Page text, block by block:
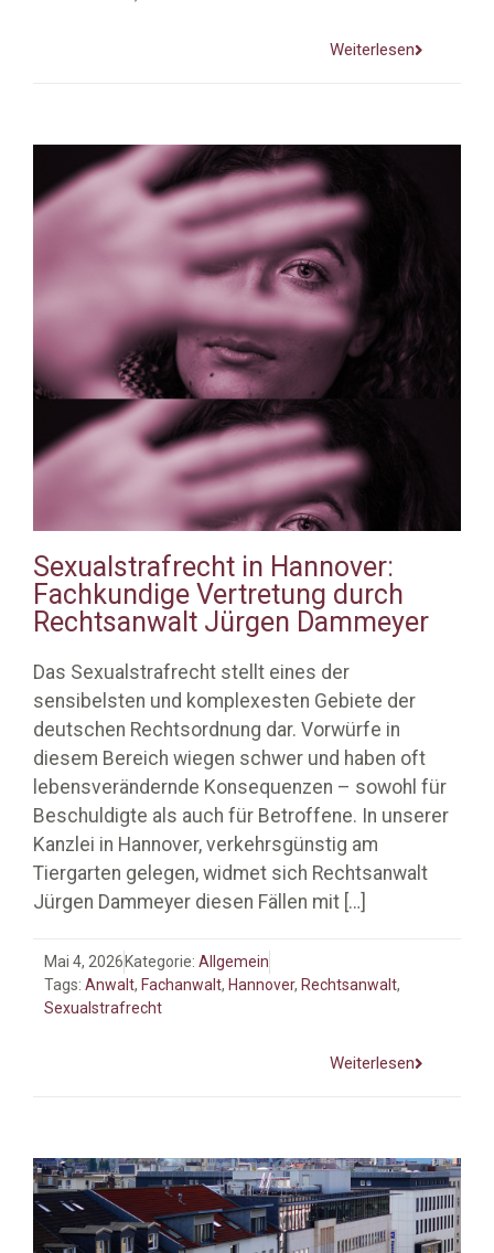
Weiterlesen
Sexualstrafrecht in Hannover:
Fachkundige Vertretung durch
Rechtsanwalt Jürgen Dammeyer
Das Sexualstrafrecht stellt eines der
sensibelsten und komplexesten Gebiete der
deutschen Rechtsordnung dar. Vorwürfe in
diesem Bereich wiegen schwer und haben oft
lebensverändernde Konsequenzen – sowohl für
Beschuldigte als auch für Betroffene. In unserer
Kanzlei in Hannover, verkehrsgünstig am
Tiergarten gelegen, widmet sich Rechtsanwalt
Jürgen Dammeyer diesen Fällen mit […]
Mai 4, 2026 Kategorie: Allgemein
Tags: Anwalt, Fachanwalt, Hannover, Rechtsanwalt,
Sexualstrafrecht
Weiterlesen